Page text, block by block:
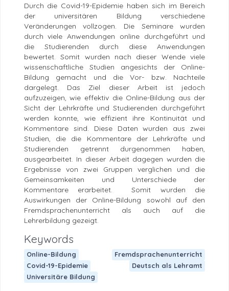
Durch die Covid-19-Epidemie haben sich im Bereich
der universitären Bildung verschiedene
Veränderungen vollzogen. Die Seminare wurden
durch viele Anwendungen online durchgeführt und
die Studierenden durch diese Anwendungen
bewertet. Somit wurden nach dieser Wende viele
wissenschaftliche Studien angesichts der Online-
Bildung gemacht und die Vor- bzw. Nachteile
dargelegt. Das Ziel dieser Arbeit ist jedoch
aufzuzeigen, wie effektiv die Online-Bildung aus der
Sicht der Lehrkräfte und Studierenden durchgeführt
werden konnte, wie effizient ihre Kontinuität und
Kommentare sind. Diese Daten wurden aus zwei
Studien, die die Kommentare der Lehrkräfte und
Studierenden getrennt durgenommen haben,
ausgearbeitet. In dieser Arbeit dagegen wurden die
Ergebnisse von zwei Gruppen verglichen und die
Gemeinsamkeiten und Unterschiede der
Kommentare erarbeitet. Somit wurden die
Auswirkungen der Online-Bildung sowohl auf den
Fremdsprachenunterricht als auch auf die
Lehrerbildung gezeigt.
Keywords
Online-Bildung
Fremdsprachenunterricht
Covid-19-Epidemie
Deutsch als Lehramt
Universitäre Bildung